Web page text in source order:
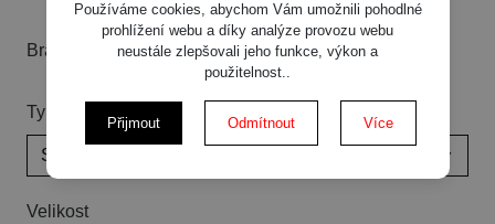
Brazilky
Typ produktu
Velikost
Používáme cookies, abychom Vám umožnili pohodlné
prohlížení webu a díky analýze provozu webu
neustále zlepšovali jeho funkce, výkon a
použitelnost..
Přijmout Odmítnout Více